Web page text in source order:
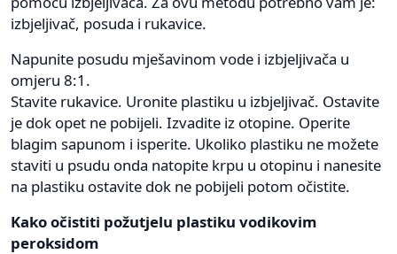
izbjeljivač, posuda i rukavice.
Napunite posudu mješavinom vode i izbjeljivača u
omjeru 8:1.
Stavite rukavice. Uronite plastiku u izbjeljivač. Ostavite
je dok opet ne pobijeli. Izvadite iz otopine. Operite
blagim sapunom i isperite. Ukoliko plastiku ne možete
staviti u psudu onda natopite krpu u otopinu i nanesite
na plastiku ostavite dok ne pobijeli potom očistite.
Kako očistiti požutjelu plastiku vodikovim
peroksidom